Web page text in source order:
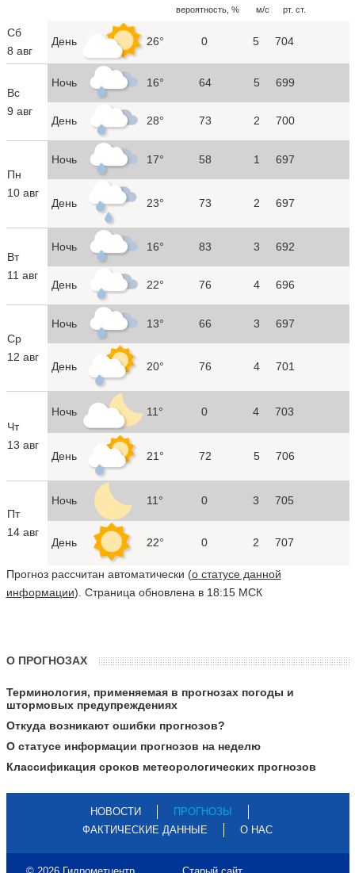
вероятность, %
м/с
рт. ст.
Сб
8 авг
День 26° 0 5 704
Вс
9 авг
Ночь 16° 64 5 699
День 28° 73 2 700
Пн
10 авг
Ночь 17° 58 1 697
День 23° 73 2 697
Вт
11 авг
Ночь 16° 83 3 692
День 22° 76 4 696
Ср
12 авг
Ночь 13° 66 3 697
День 20° 76 4 701
Чт
13 авг
Ночь 11° 0 4 703
День 21° 72 5 706
Пт
14 авг
Ночь 11° 0 3 705
День 22° 0 2 707
Прогноз рассчитан автоматически (о статусе данной
информации). Страница обновлена в 18:15 МСК
О ПРОГНОЗАХ
Терминология, применяемая в прогнозах погоды и
штормовых предупреждениях
Откуда возникают ошибки прогнозов?
О статусе информации прогнозов на неделю
Классификация сроков метеорологических прогнозов
НОВОСТИ
ПРОГНОЗЫ
ФАКТИЧЕСКИЕ ДАННЫЕ
О НАС